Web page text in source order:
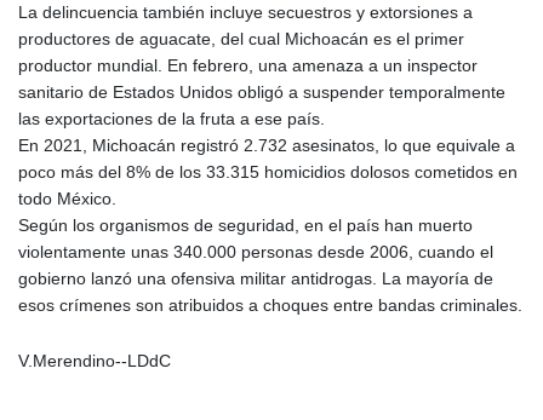
La delincuencia también incluye secuestros y extorsiones a
productores de aguacate, del cual Michoacán es el primer
productor mundial. En febrero, una amenaza a un inspector
sanitario de Estados Unidos obligó a suspender temporalmente
las exportaciones de la fruta a ese país.
En 2021, Michoacán registró 2.732 asesinatos, lo que equivale a
poco más del 8% de los 33.315 homicidios dolosos cometidos en
todo México.
Según los organismos de seguridad, en el país han muerto
violentamente unas 340.000 personas desde 2006, cuando el
gobierno lanzó una ofensiva militar antidrogas. La mayoría de
esos crímenes son atribuidos a choques entre bandas criminales.
V.Merendino--LDdC